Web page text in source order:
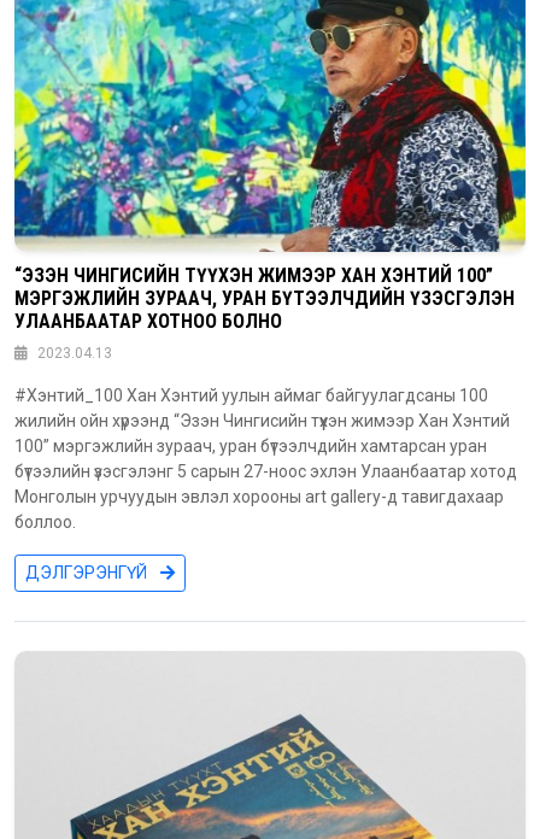
“ЭЗЭН ЧИНГИСИЙН ТҮҮХЭН ЖИМЭЭР ХАН ХЭНТИЙ 100”
МЭРГЭЖЛИЙН ЗУРААЧ, УРАН БҮТЭЭЛЧДИЙН ҮЗЭСГЭЛЭН
УЛААНБААТАР ХОТНОО БОЛНО
2023.04.13
#Хэнтий_100 Хан Хэнтий уулын аймаг байгуулагдсаны 100
жилийн ойн хүрээнд “Эзэн Чингисийн түүхэн жимээр Хан Хэнтий
100” мэргэжлийн зураач, уран бүтээлчдийн хамтарсан уран
бүтээлийн үзэсгэлэнг 5 сарын 27-ноос эхлэн Улаанбаатар хотод
Монголын урчуудын эвлэл хорооны art gallery-д тавигдахаар
боллоо.
ДЭЛГЭРЭНГҮЙ